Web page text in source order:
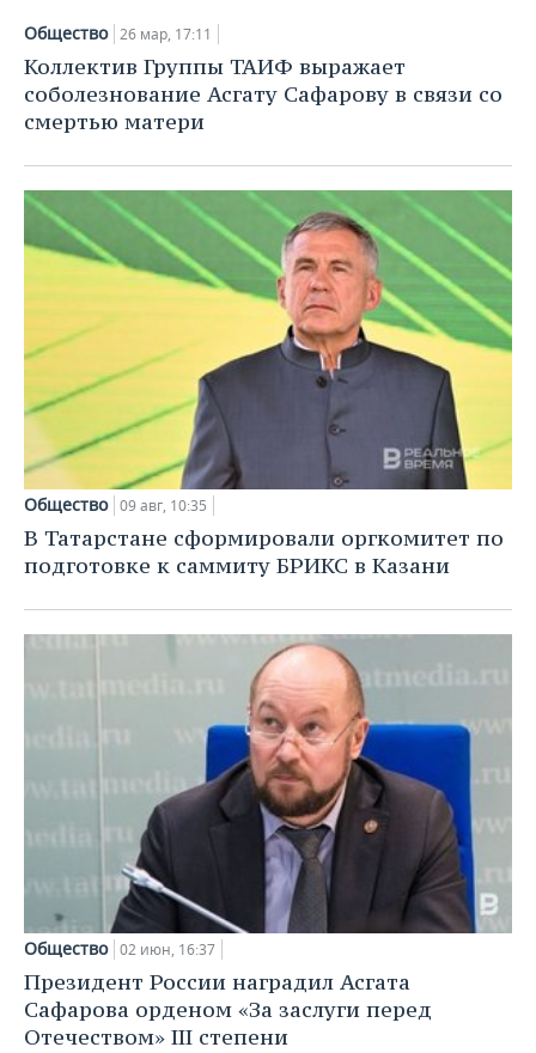
Общество 26 мар, 17:11
Коллектив Группы ТАИФ выражает
соболезнование Асгату Сафарову в связи со
смертью матери
Общество 09 авг, 10:35
В Татарстане сформировали оргкомитет по
подготовке к саммиту БРИКС в Казани
Общество 02 июн, 16:37
Президент России наградил Асгата
Сафарова орденом «За заслуги перед
Отечеством» III степени